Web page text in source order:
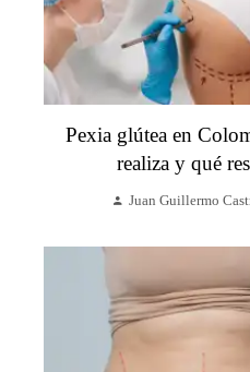
Pexia glútea en
realiza y qué
Juan Guillermo